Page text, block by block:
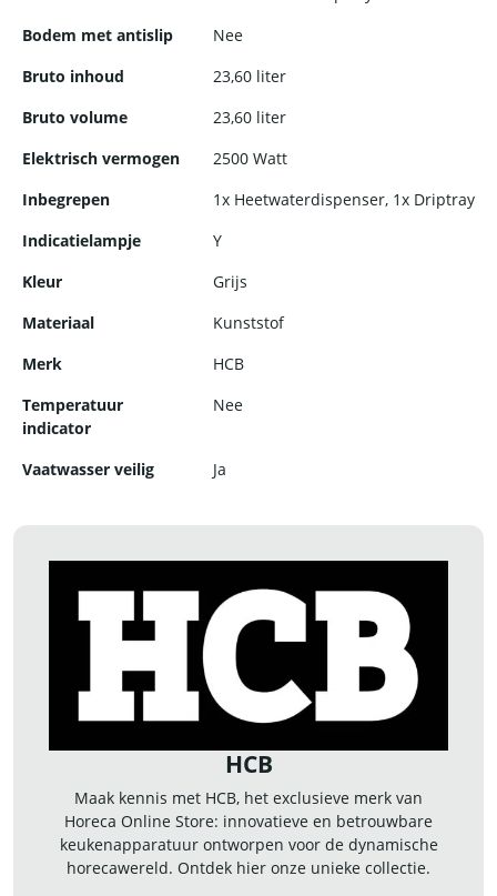
te reinigen en te onderhouden.
Bodem met antislip
Nee
Bruto inhoud
23,60 liter
Bruto volume
23,60 liter
Elektrisch vermogen
2500 Watt
Inbegrepen
1x Heetwaterdispenser, 1x Driptray
Indicatielampje
Y
Kleur
Grijs
Materiaal
Kunststof
Merk
HCB
Temperatuur
indicator
Nee
Vaatwasser veilig Ja
HCB
Maak kennis met HCB, het exclusieve merk van
Horeca Online Store: innovatieve en betrouwbare
keukenapparatuur ontworpen voor de dynamische
horecawereld. Ontdek hier onze unieke collectie.